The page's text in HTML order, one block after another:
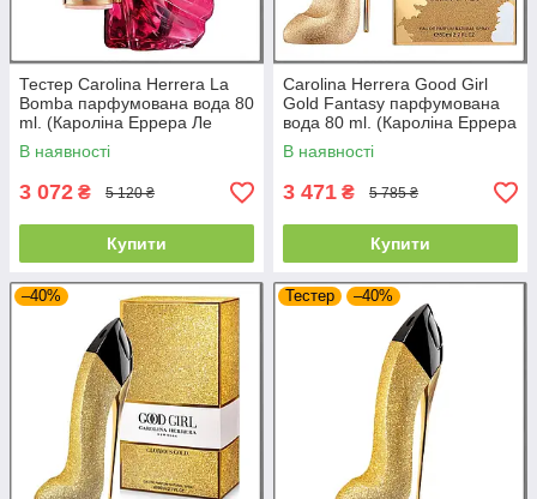
Тестер Carolina Herrera La
Bomba парфумована вода 80
ml. (Кароліна Еррера Ле
Бомба)
В наявності
3 072 ₴ 5 120 ₴
Купити
Carolina Herrera Good Girl
Gold Fantasy парфумована
вода 80 ml. (Кароліна Еррера
Гуд Герл Голд Фентезі)
В наявності
3 471 ₴ 5 785 ₴
Купити
–40% Тестер –40%